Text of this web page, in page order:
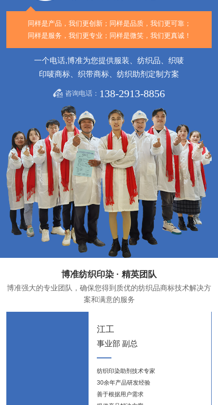
同样是产品，我们更创新； 同样是品质，我们更可靠；
同样是服务，我们更专业； 同样是微笑，我们更真诚！
一个电话,博准为您提供服装、纺织品、织唛
印唛商标、织带商标、纺织助剂定制方案
咨询电话： 138-2913-8856
博准纺织印染 · 精英团队
博准强大的专业团队，确保您得到质优的纺织品商标技术解决方
案和满意的服务
江工
事业部 副总
纺织印染助剂技术专家
30余年产品研发经验
善于根据用户需求